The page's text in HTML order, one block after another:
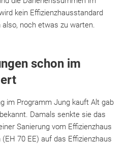
kein Effizienzhausstandard
noch etwas zu warten.
schon im
im Programm Jung kauft Alt gab
Damals senkte sie das
Sanierung vom Effizienzhaus
70 EE) auf das Effizienzhaus